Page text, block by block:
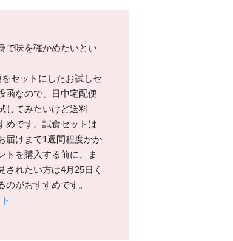
で味を確かめたいとい
セットにしたお試しセ
函なので、日中宅配便
してみたいけど送料
めです。試食セットは
届けまで1週間程度かか
トを購入する前に、ま
されたい方は4月25日く
のがおすすめです。